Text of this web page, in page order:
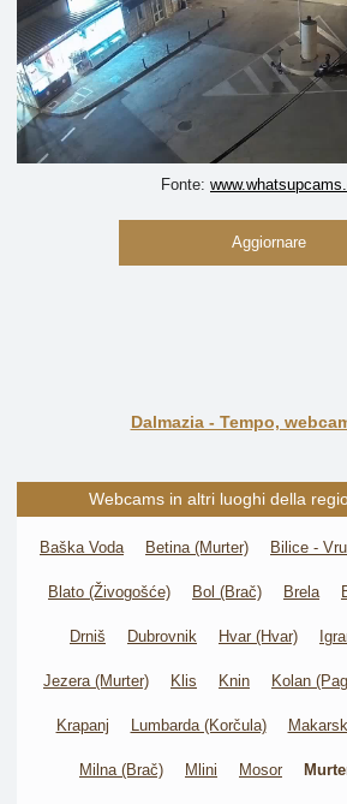
Fonte:
Aggiornare
Dalmazia - Tempo,
Webcams in altri luoghi della
Baška Voda Betina (Murter) Bilice -
Blato (Živogošće) Bol (Brač) Brela
Drniš Dubrovnik Hvar (Hvar)
Jezera (Murter) Klis Knin Kolan
Krapanj Lumbarda (Korčula)
Milna (Brač) Mlini Mosor